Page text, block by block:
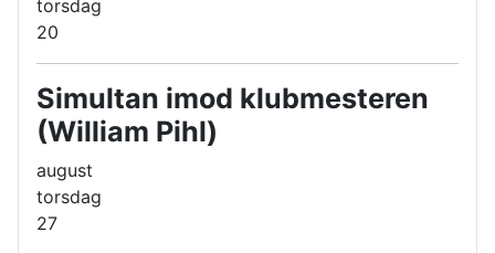
torsdag
20
Simultan imod klubmesteren
(William Pihl)
august
torsdag
27